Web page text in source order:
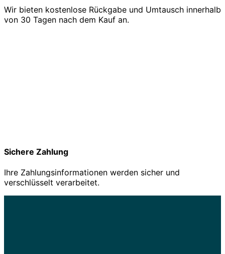
Wir bieten kostenlose Rückgabe und Umtausch innerhalb
von 30 Tagen nach dem Kauf an.
Sichere Zahlung
Ihre Zahlungsinformationen werden sicher und
verschlüsselt verarbeitet.